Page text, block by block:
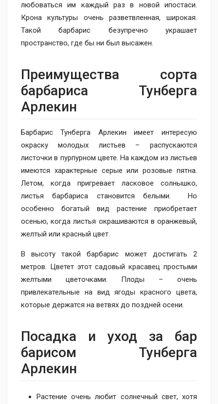
любоваться им каждый раз в новой ипостаси.
Крона культуры очень разветвленная, широкая.
Такой барбарис безупречно украшает
пространство, где бы ни был высажен.
Преимущества сорта​
барбариса Тунберга
Арлекин
Барбарис Тунберга Арлекин имеет интересую
окраску молодых листьев – распускаются
листочки в пурпурном цвете. На каждом из листьев
имеются характерные серые или розовые пятна.
Летом, когда пригревает ласковое солнышко,
листья барбариса становится белыми. Но
особенно богатый вид растение приобретает
осенью, когда листья окрашиваются в оранжевый,
желтый или красный цвет.
В высоту такой барбарис может достигать 2
метров. Цветет этот садовый красавец простыми
желтыми цветочками. Плоды – очень
привлекательные на вид ягоды красного цвета,
которые держатся на ветвях до поздней осени.
Посадка и уход за бар​
барисом Тунберга
Арлекин
Растение очень любит солнечный свет, хотя